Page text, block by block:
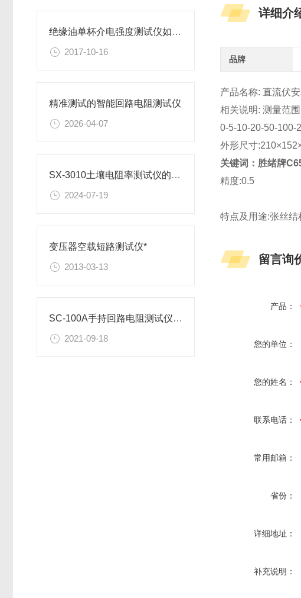
绝缘油单杯介电强度测试仪如何操作演示
2017-10-16
精准测试的智能回路电阻测试仪
2026-04-07
SX-3010土壤电阻率测试仪的检测准备事项
2024-07-19
变压器空载短路测试仪*
2013-03-13
SC-100A手持回路电阻测试仪操作说明
2021-09-18
详细介
品牌
产品名称: 直流伏
相关说明: 测量范
0-5-10-20-50-100-
外形尺寸
关键词：胜绪牌
精度:0.5
特点及用途:张丝
留言询
产品：
您的单位：
您的姓名：
联系电话：
常用邮箱：
省份：
详细地址：
补充说明：